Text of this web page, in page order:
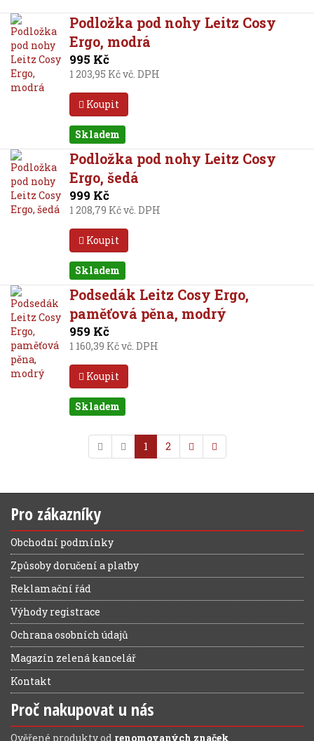
Podložka pod nohy Leitz Cosy
Ergo, modrá
995 Kč
1 203,95 Kč vč. DPH
Koupit
Skladem
Podložka pod nohy Leitz Cosy
Ergo, šedá
999 Kč
1 208,79 Kč vč. DPH
Koupit
Skladem
Podsedák Leitz Cosy Ergo,
paměťová pěna, modrý
959 Kč
1 160,39 Kč vč. DPH
Koupit
Skladem
1 2
Pro zákazníky
Obchodní podmínky
Způsoby doručení a platby
Reklamační řád
Výhody registrace
Ochrana osobních údajů
Magazín zelená kancelář
Kontakt
Proč nakupovat u nás
Ověřené produkty od renomovaných značek